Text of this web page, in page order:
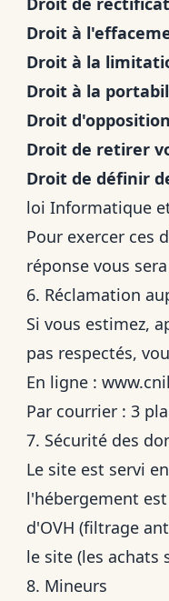
Droit à
Droit à la
Droit à la
Droit d'opposition
Droit de retirer
Droit de définir
loi Informatique
Pour exercer ces
réponse vous
6. Réclamation
Si vous estimez,
pas respectés,
En ligne :
Par courrier : 3
7. Sécurité des
Le site est servi
l'hébergement
d'OVH (filtrage
le site (les achats
8. Mineurs